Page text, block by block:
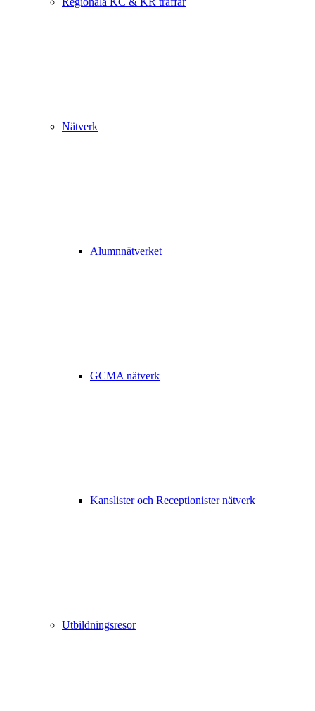
Nätverk
Alumnnätverket
GCMA nätverk
Kanslister och Receptionister nätverk
Utbildningsresor